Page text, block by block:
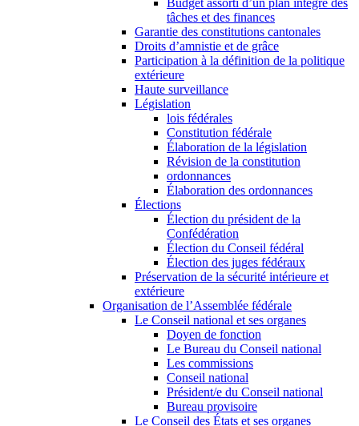
Budget assorti d’un plan intégré des
tâches et des finances
Garantie des constitutions cantonales
Droits d’amnistie et de grâce
Participation à la définition de la politique
extérieure
Haute surveillance
Législation
lois fédérales
Constitution fédérale
Élaboration de la législation
Révision de la constitution
ordonnances
Élaboration des ordonnances
Élections
Élection du président de la
Confédération
Élection du Conseil fédéral
Élection des juges fédéraux
Préservation de la sécurité intérieure et
extérieure
Organisation de l’Assemblée fédérale
Le Conseil national et ses organes
Doyen de fonction
Le Bureau du Conseil national
Les commissions
Conseil national
Président/e du Conseil national
Bureau provisoire
Le Conseil des États et ses organes